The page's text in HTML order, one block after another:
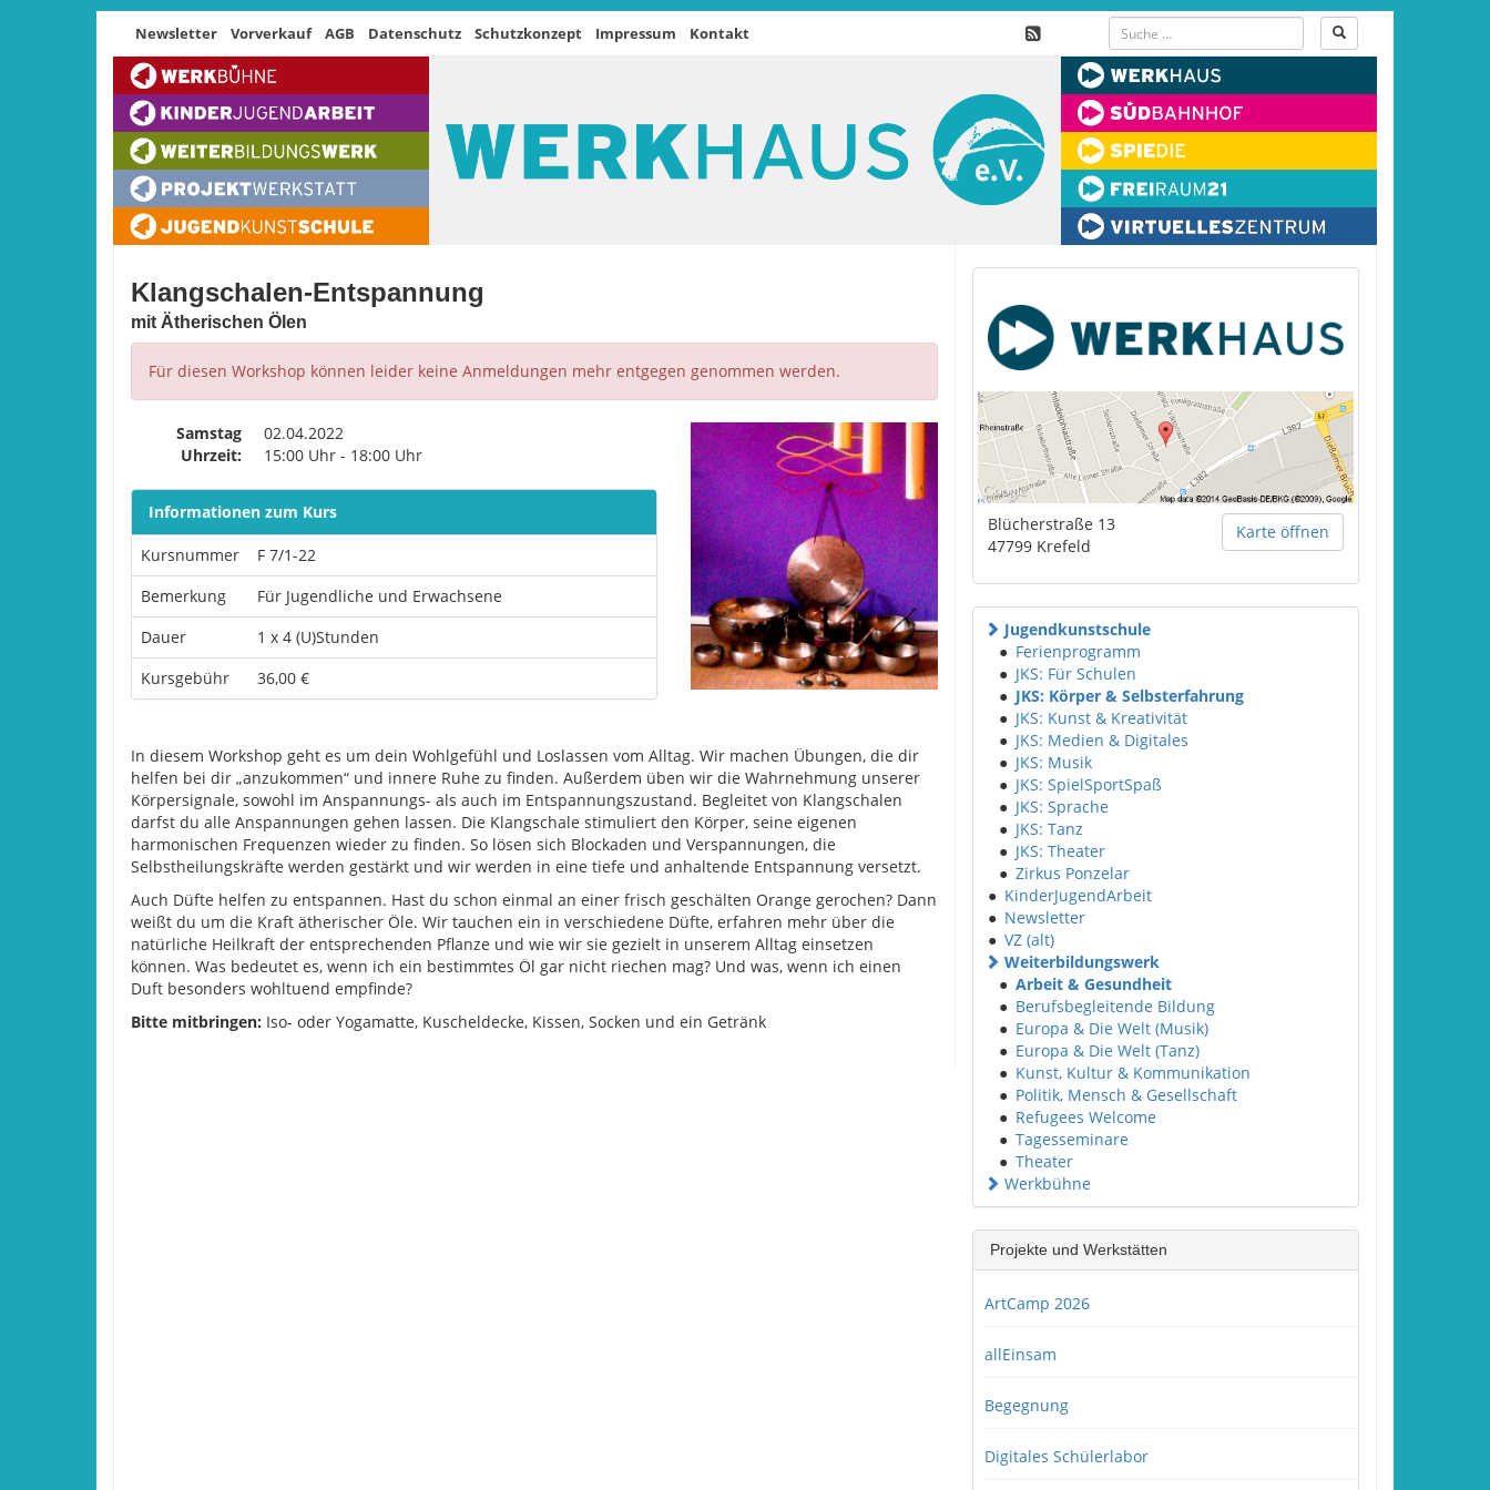
Newsletter Vorverkauf AGB Datenschutz Schutzkonzept Impressum Kontakt
Klangschalen-Entspannung
mit Ätherischen Ölen
Für diesen Workshop können leider keine Anmeldungen mehr entgegen genommen werden.
Samstag
02.04.2022
Uhrzeit:
15:00 Uhr - 18:00 Uhr
Informationen zum Kurs
Kursnummer
F 7/1-22
Bemerkung
Für Jugendliche und Erwachsene
Dauer
1 x 4 (U)Stunden
Kursgebühr
36,00 €
In diesem Workshop geht es um dein Wohlgefühl und Loslassen vom Alltag. Wir machen Übungen, die dir
helfen bei dir „anzukommen“ und innere Ruhe zu finden. Außerdem üben wir die Wahrnehmung unserer
Körpersignale, sowohl im Anspannungs- als auch im Entspannungszustand. Begleitet von Klangschalen
darfst du alle Anspannungen gehen lassen. Die Klangschale stimuliert den Körper, seine eigenen
harmonischen Frequenzen wieder zu finden. So lösen sich Blockaden und Verspannungen, die
Selbstheilungskräfte werden gestärkt und wir werden in eine tiefe und anhaltende Entspannung versetzt.
Auch Düfte helfen zu entspannen. Hast du schon einmal an einer frisch geschälten Orange gerochen? Dann
weißt du um die Kraft ätherischer Öle. Wir tauchen ein in verschiedene Düfte, erfahren mehr über die
natürliche Heilkraft der entsprechenden Pflanze und wie wir sie gezielt in unserem Alltag einsetzen
können. Was bedeutet es, wenn ich ein bestimmtes Öl gar nicht riechen mag? Und was, wenn ich einen
Duft besonders wohltuend empfinde?
Bitte mitbringen: Iso- oder Yogamatte, Kuscheldecke, Kissen, Socken und ein Getränk
Karte öffnen
Blücherstraße 13
47799 Krefeld
Jugendkunstschule
● Ferienprogramm
● JKS: Für Schulen
● JKS: Körper & Selbsterfahrung
● JKS: Kunst & Kreativität
● JKS: Medien & Digitales
● JKS: Musik
● JKS: SpielSportSpaß
● JKS: Sprache
● JKS: Tanz
● JKS: Theater
● Zirkus Ponzelar
● KinderJugendArbeit
● Newsletter
● VZ (alt)
Weiterbildungswerk
● Arbeit & Gesundheit
● Berufsbegleitende Bildung
● Europa & Die Welt (Musik)
● Europa & Die Welt (Tanz)
● Kunst, Kultur & Kommunikation
● Politik, Mensch & Gesellschaft
● Refugees Welcome
● Tagesseminare
● Theater
Werkbühne
Projekte und Werkstätten
ArtCamp 2026
allEinsam
Begegnung
Digitales Schülerlabor